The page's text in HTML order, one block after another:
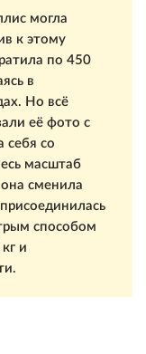
могла
к этому
по 450
в
Но всё
её фото с
себя со
масштаб
сменила
способом
и